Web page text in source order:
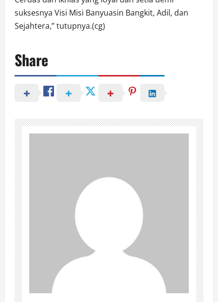
suksesnya Visi Misi Banyuasin Bangkit, Adil, dan
Sejahtera,” tutupnya.(cg)
Share